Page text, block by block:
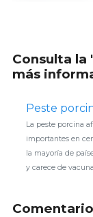
Consulta la
más
Peste
La peste porcina
importantes en
la mayoría de
y carece de